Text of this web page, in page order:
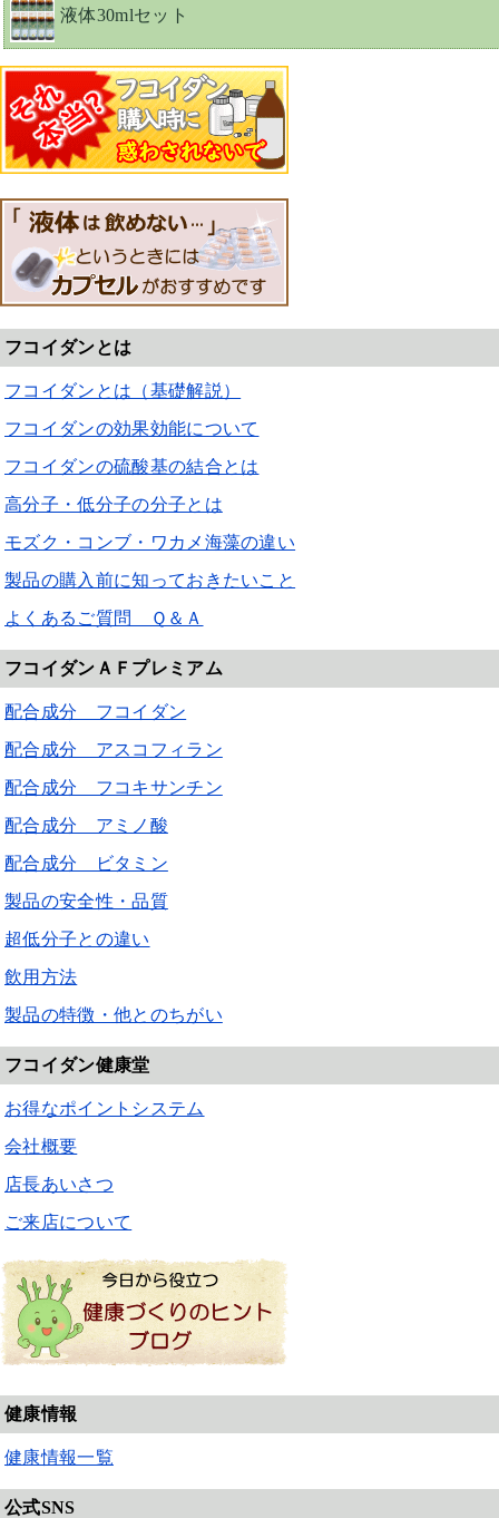
液体30mlセット
フコイダンとは
フコイダンとは（基礎解説）
フコイダンの効果効能について
フコイダンの硫酸基の結合とは
高分子・低分子の分子とは
モズク・コンブ・ワカメ海藻の違い
製品の購入前に知っておきたいこと
よくあるご質問 Ｑ＆Ａ
フコイダンＡＦプレミアム
配合成分 フコイダン
配合成分 アスコフィラン
配合成分 フコキサンチン
配合成分 アミノ酸
配合成分 ビタミン
製品の安全性・品質
超低分子との違い
飲用方法
製品の特徴・他とのちがい
フコイダン健康堂
お得なポイントシステム
会社概要
店長あいさつ
ご来店について
健康情報
健康情報一覧
公式SNS